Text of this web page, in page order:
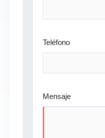
Teléfono
Mensaje